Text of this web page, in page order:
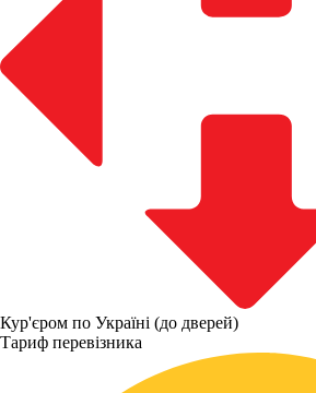
Кур'єром по Україні (до дверей)
Тариф перевізника